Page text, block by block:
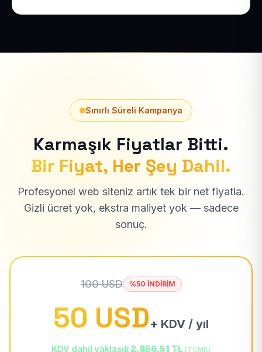
Sınırlı Süreli Kampanya
Karmaşık Fiyatlar Bitti.
Bir Fiyat, Her Şey Dahil.
Profesyonel web siteniz artık tek bir net fiyatla.
Gizli ücret yok, ekstra maliyet yok — sadece
sonuç.
100 USD %50 İNDİRİM
50 USD+ KDV / yıl
KDV dahil yaklaşık 2.856,51 TL (TCMB)